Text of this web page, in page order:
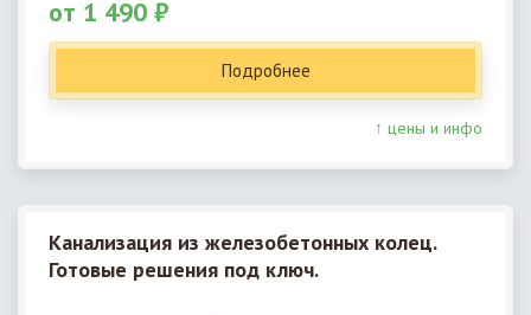
от 1 490 ₽
Подробнее
↑ цены и инфо
Канализация из железобетонных колец.
Готовые решения под ключ.